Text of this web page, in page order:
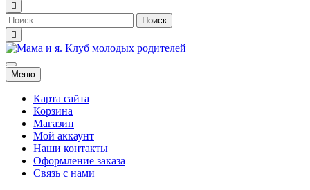
Мама и я. Клуб молодых родителей
Меню
Карта сайта
Корзина
Магазин
Мой аккаунт
Наши контакты
Оформление заказа
Связь с нами